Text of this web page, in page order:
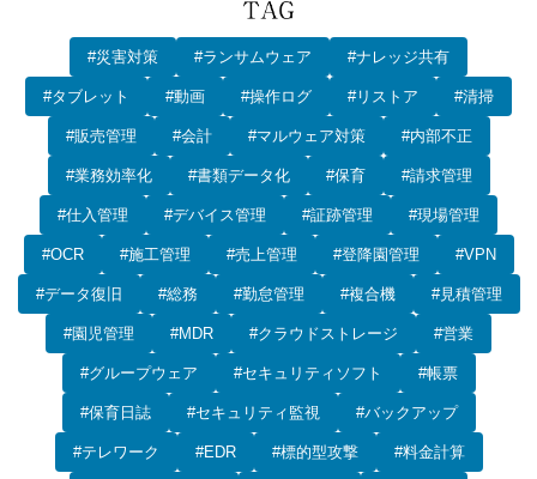
#災害対策 #ランサムウェア #ナレッジ共有
#タブレット #動画 #操作ログ #リストア #清掃
#販売管理 #会計 #マルウェア対策 #内部不正
#業務効率化 #書類データ化 #保育 #請求管理
#仕入管理 #デバイス管理 #証跡管理 #現場管理
#OCR #施工管理 #売上管理 #登降園管理 #VPN
#データ復旧 #総務 #勤怠管理 #複合機 #見積管理
#園児管理 #MDR #クラウドストレージ #営業
#グループウェア #セキュリティソフト #帳票
#保育日誌 #セキュリティ監視 #バックアップ
#テレワーク #EDR #標的型攻撃 #料金計算